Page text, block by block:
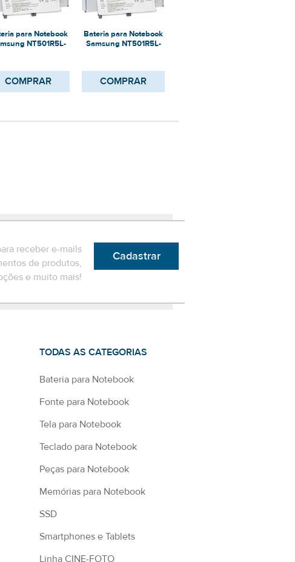
para Notebook
NT501R5L-
COMPRAR
Bateria para Notebook
Samsung NT501R5L-
COMPRAR
receber e-mails
de produtos,
e muito mais!
Cadastrar
TODAS AS CATEGORIAS
Bateria para Notebook
Fonte para Notebook
Tela para Notebook
Teclado para Notebook
Peças para Notebook
Memórias para Notebook
SSD
Smartphones e Tablets
Linha CINE-FOTO